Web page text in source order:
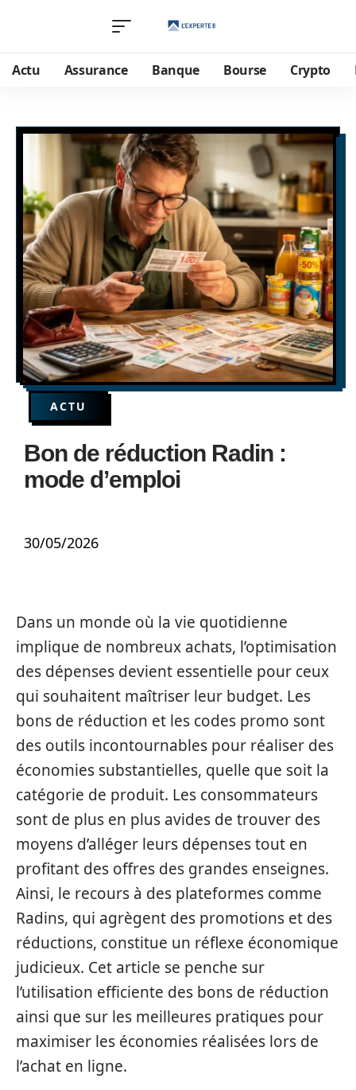
Actu Assurance Banque Bourse Crypto
ACTU
Bon de réduction Radin :
mode d’emploi
30/05/2026
Dans un monde où la vie quotidienne
implique de nombreux achats, l’optimisation
des dépenses devient essentielle pour ceux
qui souhaitent maîtriser leur budget. Les
bons de réduction et les codes promo sont
des outils incontournables pour réaliser des
économies substantielles, quelle que soit la
catégorie de produit. Les consommateurs
sont de plus en plus avides de trouver des
moyens d’alléger leurs dépenses tout en
profitant des offres des grandes enseignes.
Ainsi, le recours à des plateformes comme
Radins, qui agrègent des promotions et des
réductions, constitue un réflexe économique
judicieux. Cet article se penche sur
l’utilisation efficiente des bons de réduction
ainsi que sur les meilleures pratiques pour
maximiser les économies réalisées lors de
l’achat en ligne.